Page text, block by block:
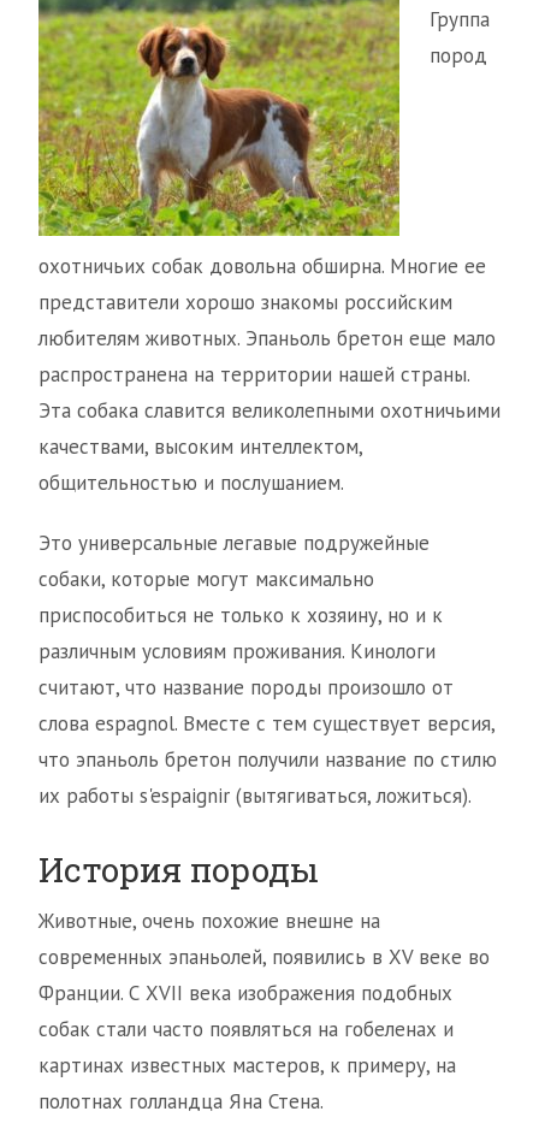
Группа
пород
охотничьих собак довольна обширна. Многие ее
представители хорошо знакомы российским
любителям животных. Эпаньоль бретон еще мало
распространена на территории нашей страны.
Эта собака славится великолепными охотничьими
качествами, высоким интеллектом,
общительностью и послушанием.
Это универсальные легавые подружейные
собаки, которые могут максимально
приспособиться не только к хозяину, но и к
различным условиям проживания. Кинологи
считают, что название породы произошло от
слова espagnol. Вместе с тем существует версия,
что эпаньоль бретон получили название по стилю
их работы s'espaignir (вытягиваться, ложиться).
История породы
Животные, очень похожие внешне на
современных эпаньолей, появились в XV веке во
Франции. С XVII века изображения подобных
собак стали часто появляться на гобеленах и
картинах известных мастеров, к примеру, на
полотнах голландца Яна Стена.